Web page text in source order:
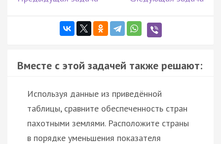
Вместе с этой задачей также решают:
Используя данные из приведённой
таблицы, сравните обеспеченность стран
пахотными землями. Расположите страны
в порядке уменьшения показателя